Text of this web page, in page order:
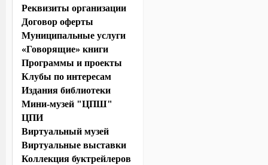
Реквизиты организации
Договор оферты
Муниципальные услуги
«Говорящие» книги
Программы и проекты
Клубы по интересам
Издания библиотеки
Мини-музей "ЦПШ"
ЦПИ
Виртуальный музей
Виртуальные выставки
Коллекция буктрейлеров